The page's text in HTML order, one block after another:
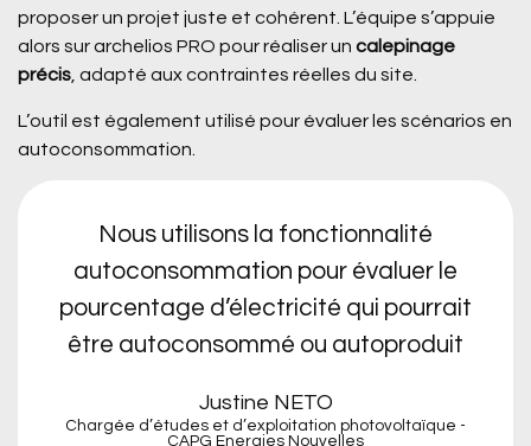
proposer un projet juste et cohérent. L’équipe s’appuie
alors sur archelios PRO pour réaliser un calepinage
précis, adapté aux contraintes réelles du site.
L’outil est également utilisé pour évaluer les scénarios en
autoconsommation.
Nous utilisons la fonctionnalité
autoconsommation pour évaluer le
pourcentage d’électricité qui pourrait
être autoconsommé ou autoproduit
Justine NETO
Chargée d’études et d’exploitation photovoltaïque -
CAPG Energies Nouvelles